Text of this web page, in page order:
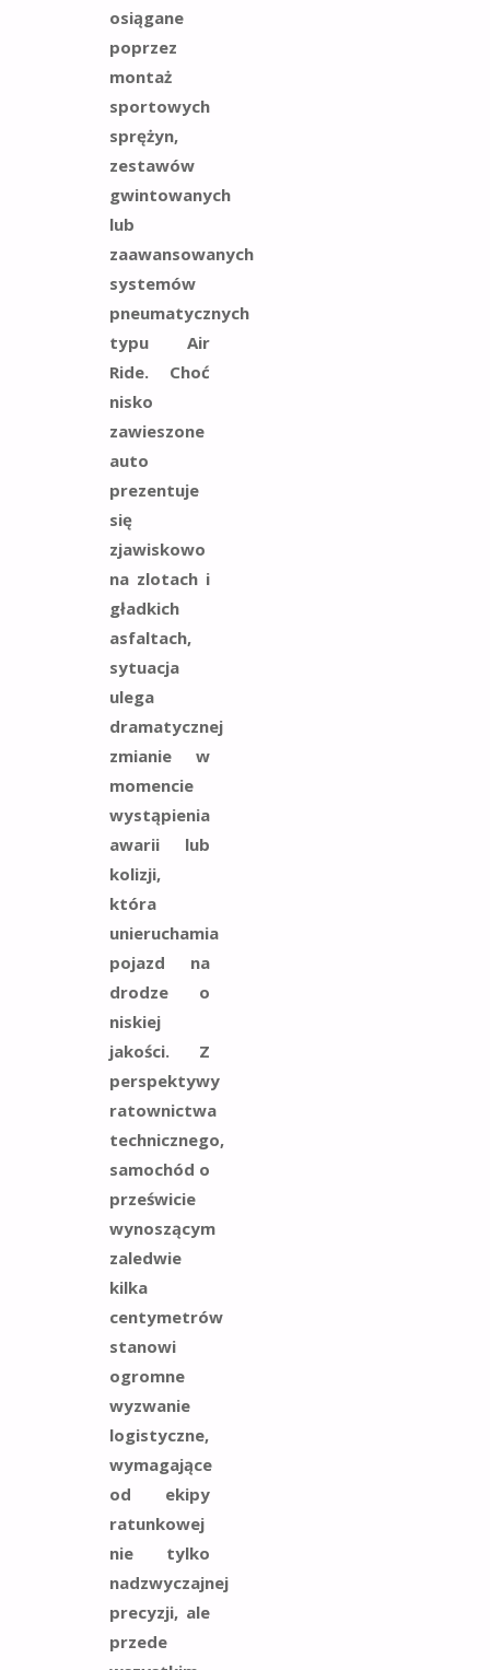
osiągane
poprzez
montaż
sportowych
sprężyn,
zestawów
gwintowanych
lub
zaawansowanych
systemów
pneumatycznych
typu Air
Ride. Choć
nisko
zawieszone
auto
prezentuje
się
zjawiskowo
na zlotach i
gładkich
asfaltach,
sytuacja
ulega
dramatycznej
zmianie w
momencie
wystąpienia
awarii lub
kolizji,
która
unieruchamia
pojazd na
drodze o
niskiej
jakości. Z
perspektywy
ratownictwa
technicznego,
samochód o
prześwicie
wynoszącym
zaledwie
kilka
centymetrów
stanowi
ogromne
wyzwanie
logistyczne,
wymagające
od ekipy
ratunkowej
nie tylko
nadzwyczajnej
precyzji, ale
przede